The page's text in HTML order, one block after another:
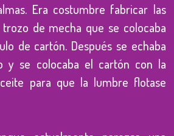
Era costumbre fabricar las
de mecha que se colocaba
de cartón. Después se echaba
y se colocaba el cartón con la
para que la lumbre flotase